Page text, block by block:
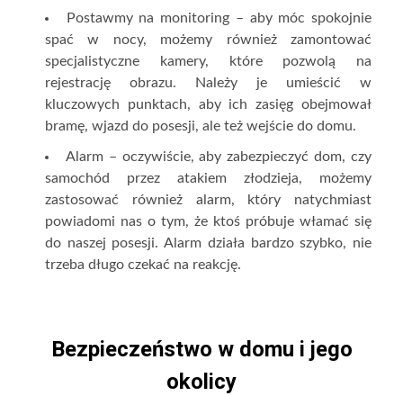
Postawmy na monitoring – aby móc spokojnie
spać w nocy, możemy również zamontować
specjalistyczne kamery, które pozwolą na
rejestrację obrazu. Należy je umieścić w
kluczowych punktach, aby ich zasięg obejmował
bramę, wjazd do posesji, ale też wejście do domu.
Alarm – oczywiście, aby zabezpieczyć dom, czy
samochód przez atakiem złodzieja, możemy
zastosować również alarm, który natychmiast
powiadomi nas o tym, że ktoś próbuje włamać się
do naszej posesji. Alarm działa bardzo szybko, nie
trzeba długo czekać na reakcję.
Bezpieczeństwo w domu i jego
okolicy